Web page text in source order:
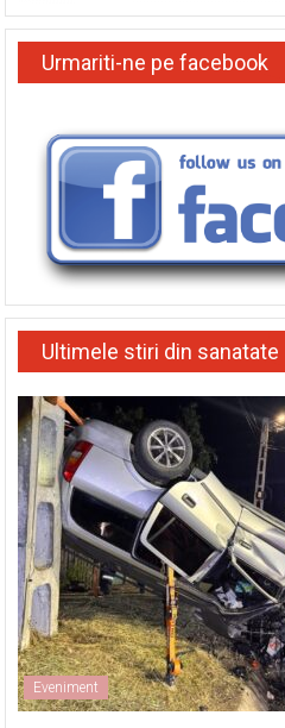
Urmariti-ne pe facebook
Ultimele stiri din sanatate
Eveniment